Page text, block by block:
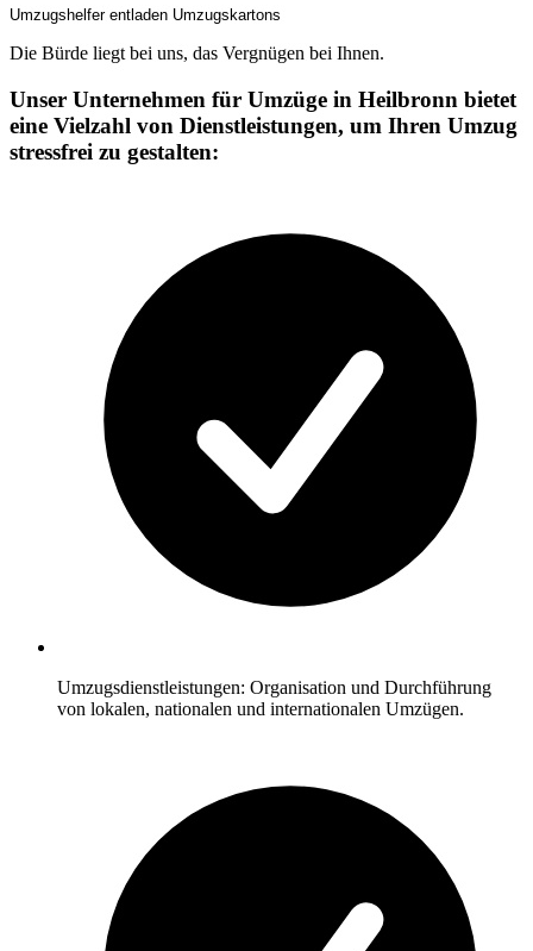
Umzugshelfer entladen Umzugskartons
Die Bürde liegt bei uns, das Vergnügen bei Ihnen.
Unser Unternehmen für Umzüge in Heilbronn bietet
eine Vielzahl von Dienstleistungen, um Ihren Umzug
stressfrei zu gestalten:
Umzugsdienstleistungen: Organisation und Durchführung
von lokalen, nationalen und internationalen Umzügen.